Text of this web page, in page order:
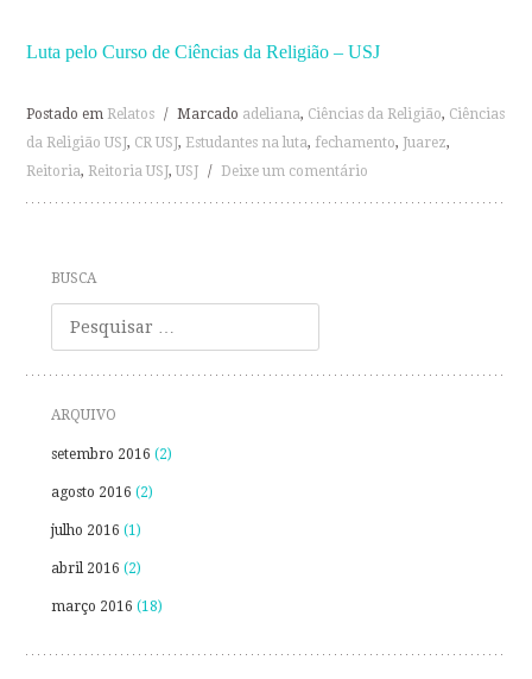
Luta pelo Curso de Ciências da Religião – USJ
Postado em Relatos / Marcado adeliana, Ciências da Religião, Ciências
da Religião USJ, CR USJ, Estudantes na luta, fechamento, Juarez,
Reitoria, Reitoria USJ,USJ / Deixe um comentário
BUSCA
Pesquisa
ARQUIVO
setembro 2016 (2)
agosto 2016 (2)
julho 2016 (1)
abril 2016 (2)
março 2016 (18)